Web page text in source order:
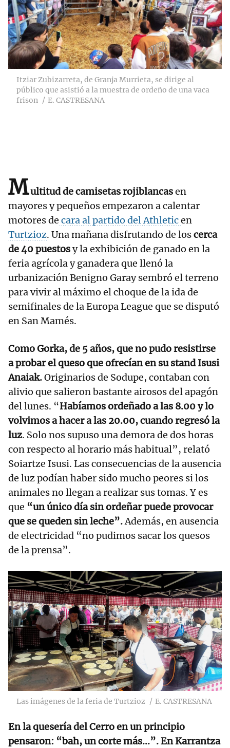
Itziar Zubizarreta, de Granja Murrieta, se dirige al
público que asistió a la muestra de ordeño de una vaca
frison
E. CASTRESANA
Multitud de camisetas rojiblancasen
mayores y pequeños empezaron a calentar
motores de cara al partido del Athleticen
Turtzioz. Una mañana disfrutando de loscerca
de 40 puestosy la exhibición de ganado en la
feria agrícola y ganadera que llenó la
urbanización Benigno Garay sembró el terreno
para vivir al máximo el choque de la ida de
semifinales de la Europa League que se disputó
en San Mamés.
Como Gorka, de 5 años, que no pudo resistirse
a probar el queso que ofrecían en su stand Isusi
Anaiak.Originarios de Sodupe, contaban con
alivio que salieron bastante airosos del apagón
del lunes. “Habíamos ordeñado a las 8.00 y lo
volvimos a hacer a las 20.00, cuando regresó la
luz. Solo nos supuso una demora de dos horas
con respecto al horario más habitual”, relató
Soiartze Isusi. Las consecuencias de la ausencia
de luz podían haber sido mucho peores si los
animales no llegan a realizar sus tomas. Y es
que “un único día sin ordeñar puede provocar
que se queden sin leche”.Además, en ausencia
de electricidad “no pudimos sacar los quesos
de la prensa”.
Las imágenes de la feria de Turtzioz E. CASTRESANA
En la quesería del Cerro en un principio
pensaron: “bah, un corte más...”. En Karrantza